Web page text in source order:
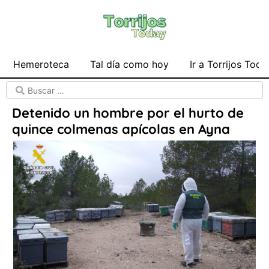
Hemeroteca Tal día como hoy Ir a Torrijos
Detenido un hombre por el hurto de
quince colmenas apícolas en Ayna